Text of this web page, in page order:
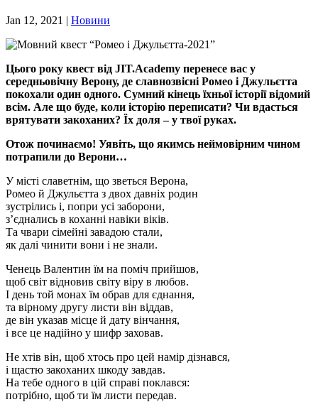
Jan 12, 2021 | Новини
Цього року квест від JIT.Academy перенесе вас у
середньовічну Верону, де славнозвісні Ромео і Джульєтта
покохали один одного. Сумний кінець їхньої історії відомий
всім. Але що буде, коли історію переписати? Чи вдасться
врятувати закоханих? Їх доля – у твої руках.
Отож починаємо! Уявіть, що якимсь неймовірним чином
потрапили до Верони…
У місті славетнім, що зветься Верона,
Ромео й Джульєтта з двох давніх родин
зустрілись і, попри усі заборони,
з’єднались в коханні навіки віків.
Та чвари сімейні завадою стали,
як далі чинити вони і не знали.
Ченець Валентин їм на поміч прийшов,
щоб світ відновив світу віру в любов.
І день той монах їм обрав для єднання,
та вірному другу листи він віддав,
де він указав місце й дату вінчання,
і все це надійно у шифр заховав.
Не хтів він, щоб хтось про цей намір дізнався,
і щастю закоханих шкоду завдав.
На тебе одного в цій справі поклався:
потрібно, щоб ти їм листи передав.